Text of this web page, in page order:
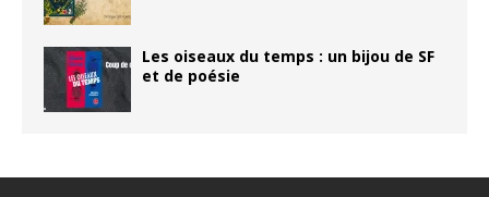
Les oiseaux du temps : un bijou de SF
et de poésie